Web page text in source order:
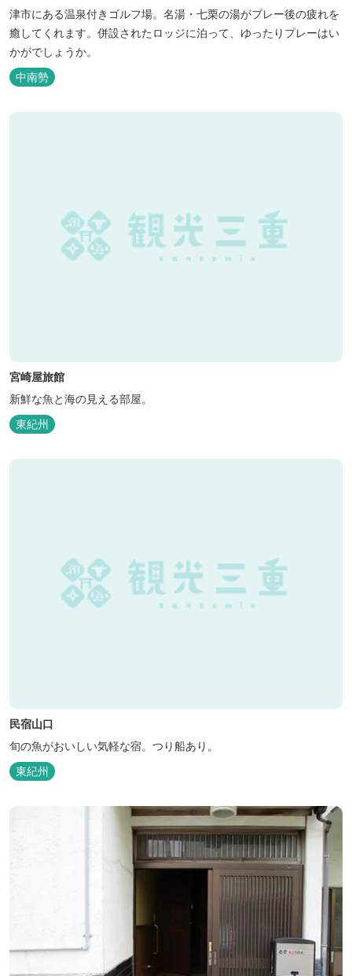
津市にある温泉付きゴルフ場。名湯・七栗の湯がプレー後の疲れを
癒してくれます。併設されたロッジに泊って、ゆったりプレーはい
かがでしょうか。
中南勢
宮崎屋旅館
新鮮な魚と海の見える部屋。
東紀州
民宿山口
旬の魚がおいしい気軽な宿。つり船あり。
東紀州